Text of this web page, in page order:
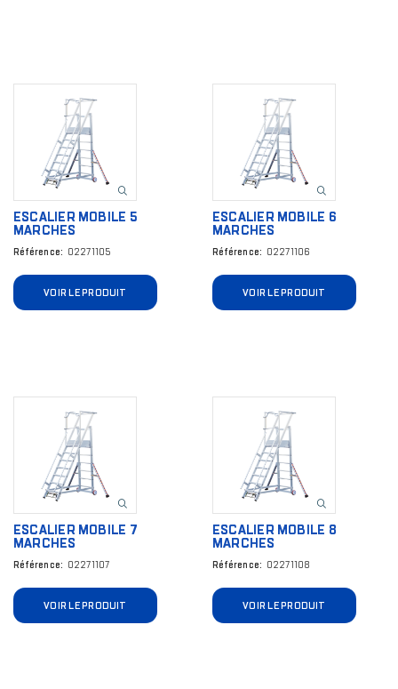
ESCALIER MOBILE 5
MARCHES
Référence 02271105
VOIR LE PRODUIT
ESCALIER MOBILE 6
MARCHES
Référence 02271106
VOIR LE PRODUIT
ESCALIER MOBILE 7
MARCHES
Référence 02271107
VOIR LE PRODUIT
ESCALIER MOBILE 8
MARCHES
Référence 02271108
VOIR LE PRODUIT